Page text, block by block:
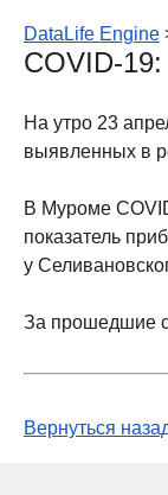
DataLife Engine
COVID-19:
На утро 23
выявленных в
В Муроме
показатель
у
За прошедшие
Вернуться